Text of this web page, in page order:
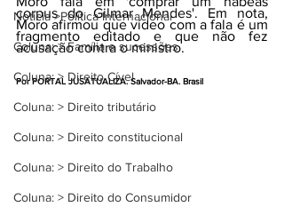
Notícia >Política Internacional
Coluna: > Família e sucessões
Coluna: > Direito Cível
Coluna: > Direito tributário
Coluna: > Direito constitucional
Coluna: > Direito do Trabalho
Coluna: > Direito do Consumidor
corpus do Gilmar Mendes'. Em nota,
Moro afirmou que vídeo com a fala é um
fragmento editado e que não fez
acusação contra o ministro.
Por PORTAL JUSATUALIZA. Salvador-BA. Brasil